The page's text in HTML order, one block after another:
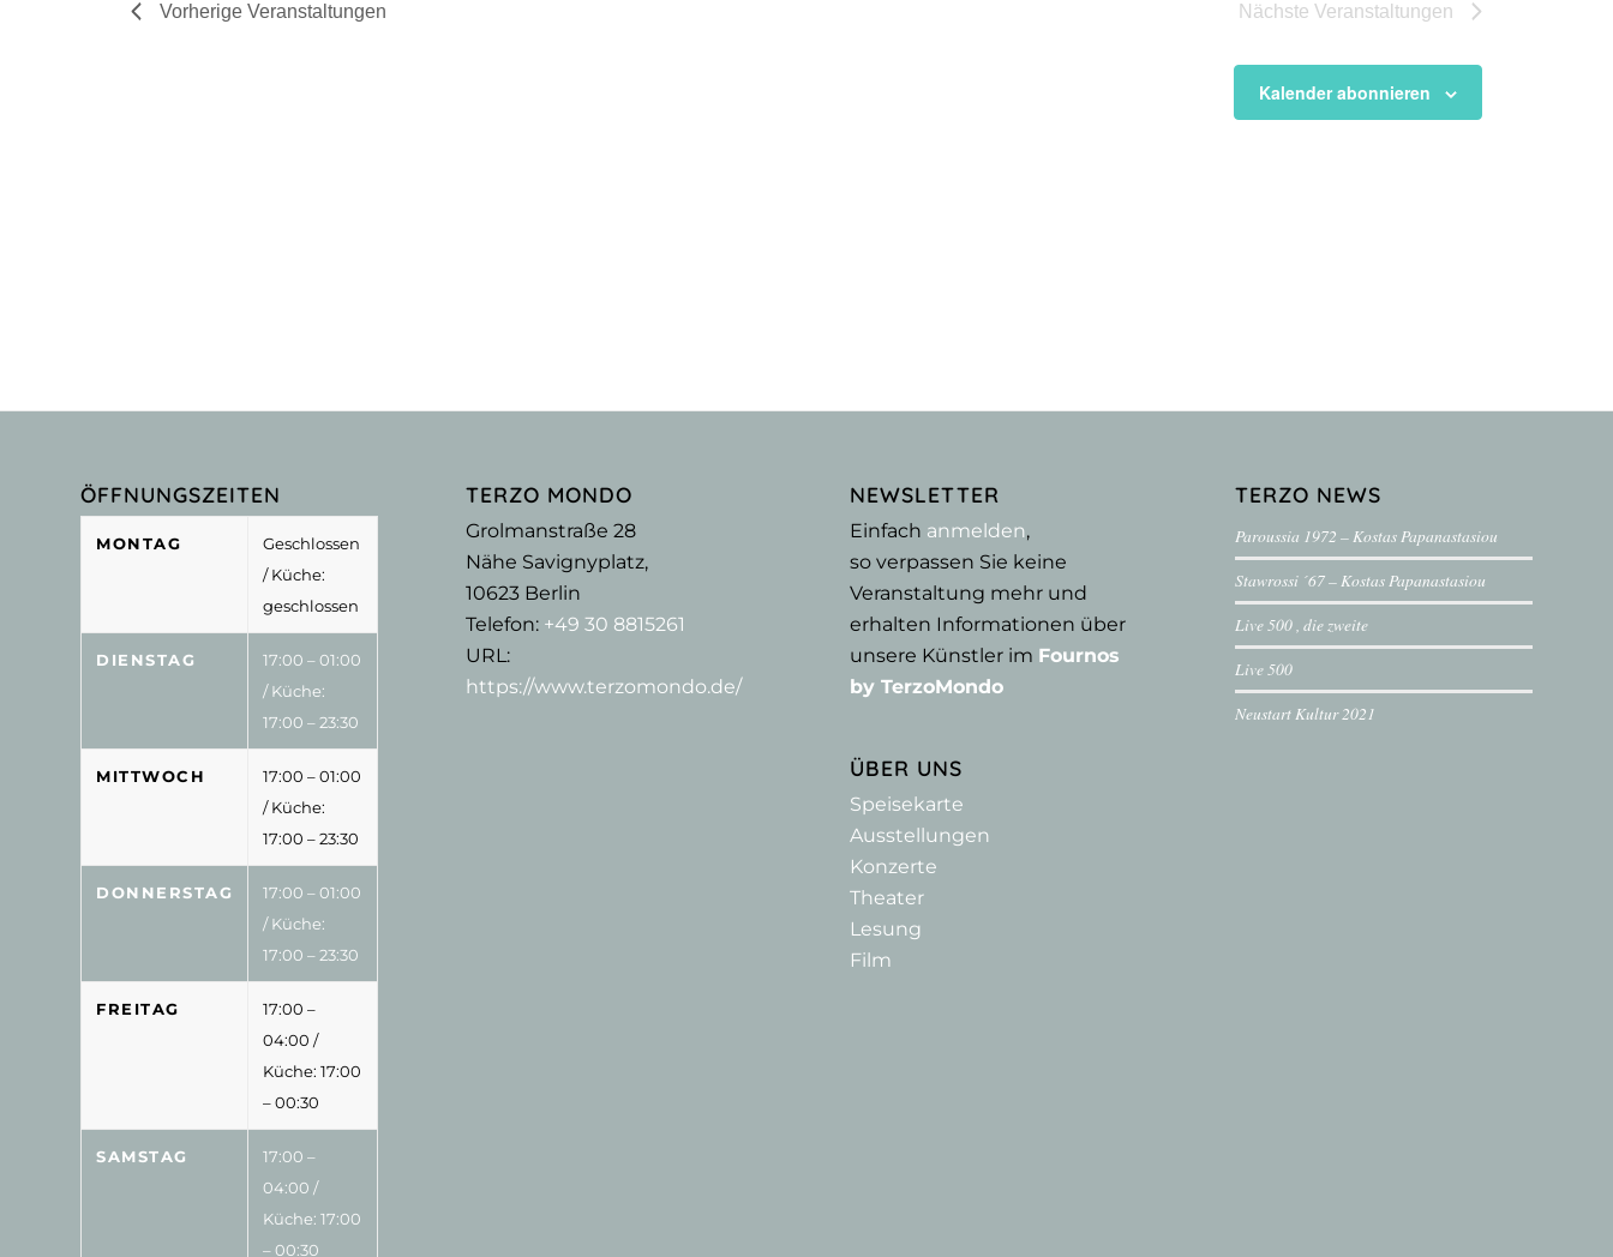
Vorherige Veranstaltungen Nächste Veranstaltungen
Kalender abonnieren
ÖFFNUNGSZEITEN
MONTAG
Geschlossen
/ Küche:
geschlossen
DIENSTAG
17:00 – 01:00
/ Küche:
17:00 – 23:30
MITTWOCH
17:00 – 01:00
/ Küche:
17:00 – 23:30
DONNERSTAG
17:00 – 01:00
/ Küche:
17:00 – 23:30
FREITAG
17:00 –
04:00 /
Küche: 17:00
– 00:30
SAMSTAG
17:00 –
04:00 /
Küche: 17:00
– 00:30
TERZO MONDO
Grolmanstraße 28
Nähe Savignyplatz,
10623Berlin
Telefon: +49 30 8815261
URL:
https://www.terzomondo.de/
NEWSLETTER
Einfach anmelden,
so verpassen Sie keine
Veranstaltung mehr und
erhalten Informationen über
unsere Künstler im Fournos
by TerzoMondo
ÜBER UNS
Speisekarte
Ausstellungen
Konzerte
Theater
Lesung
Film
TERZO NEWS
Paroussia 1972 – Kostas Papanastasiou
Stawrossi ´67 – Kostas Papanastasiou
Live 500 , die zweite
Live 500
Neustart Kultur 2021